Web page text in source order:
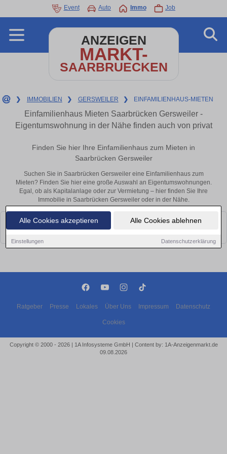
Alle Cookies akzeptieren Alle Cookies ablehnen
Einstellungen Datenschutzerklärung
Event Auto Immo Job
ANZEIGEN
MARKT-
SAARBRUECKEN
❯ IMMOBILIEN ❯ GERSWEILER ❯ EINFAMILIENHAUS-MIETEN
Einfamilienhaus Mieten Saarbrücken Gersweiler -
Eigentumswohnung in der Nähe finden auch von privat
Finden Sie hier Ihre Einfamilienhaus zum Mieten in
Saarbrücken Gersweiler
Suchen Sie in Saarbrücken Gersweiler eine Einfamilienhaus zum
Mieten? Finden Sie hier eine große Auswahl an Eigentumswohnungen.
Egal, ob als Kapitalanlage oder zur Vermietung – hier finden Sie Ihre
Immobilie in Saarbrücken Gersweiler oder in der Nähe.
Leider konnten wir derzeit keine passenden Objekte finden. Schauen Sie
bald wieder vorbei!
Ratgeber Presse Lokales Über Uns Impressum Datenschutz
Cookies
Copyright © 2000 - 2026 | 1A Infosysteme GmbH | Content by: 1A-Anzeigenmarkt.de
09.08.2026